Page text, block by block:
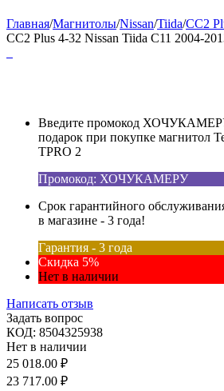
Главная/Магнитолы/Nissan/Tiida/CC2
CC2 Plus 4-32 Nissan Tiida C11 2004-
Введите промокод
подарок при покупке магнитол
TPRO 2
Промокод: ХОЧУКАМЕРУ
Срок гарантийного
в магазине - 3 года!
Гарантия - 3 года
Скидка 5%
Нет в наличии
Написать отзыв
Задать вопрос
КОД: 8504325938
Нет в наличии
25 018.00 ₽
23 717.00 ₽